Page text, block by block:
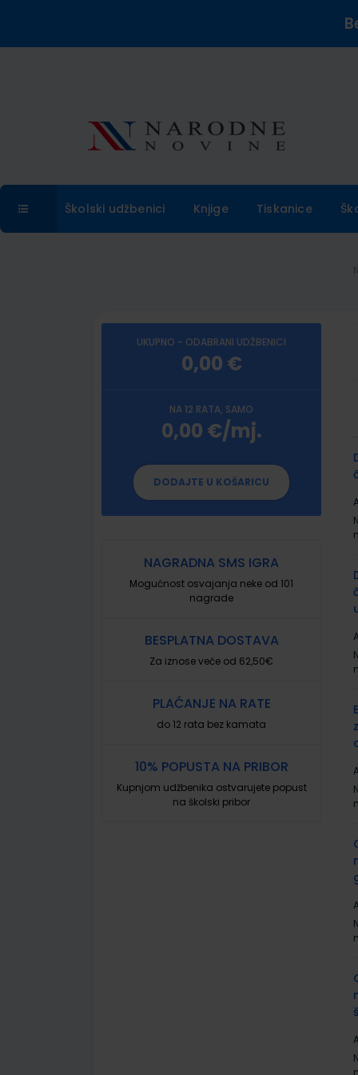
Školski udžbenici Knjige Tiskanice
UKUPNO - ODABRANI UDŽBENICI
0,00 €
NA 12 RATA, SAMO
0,00 €/mj.
DODAJTE U KOŠARICU
NAGRADNA SMS IGRA
Mogućnost osvajanja neke od 101
nagrade
BESPLATNA DOSTAVA
Za iznose veće od 62,50€
PLAĆANJE NA RATE
do 12 rata bez kamata
10% POPUSTA NA PRIBOR
Kupnjom udžbenika ostvarujete popust
na školski pribor